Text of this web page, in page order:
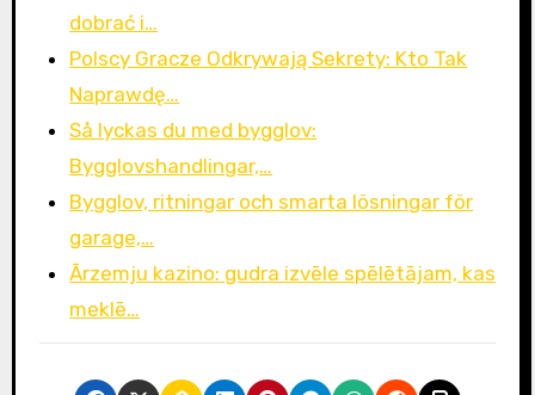
dobrać i…
Polscy Gracze Odkrywają Sekrety: Kto Tak
Naprawdę…
Så lyckas du med bygglov:
Bygglovshandlingar,…
Bygglov, ritningar och smarta lösningar för
garage,…
Ārzemju kazino: gudra izvēle spēlētājam, kas
meklē…